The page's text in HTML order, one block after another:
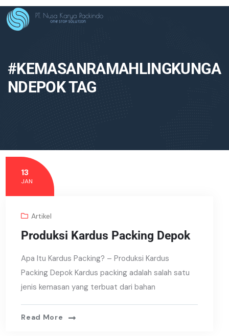
#KEMASANRAMAHLINGKUNGA
NDEPOK TAG
13
JAN
Artikel
Produksi Kardus Packing Depok
Apa Itu Kardus Packing? – Produksi Kardus
Packing Depok Kardus packing adalah salah satu
jenis kemasan yang terbuat dari bahan
Read More